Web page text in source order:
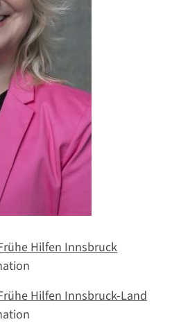
Hilfen Innsbruck
Hilfen Innsbruck-Land